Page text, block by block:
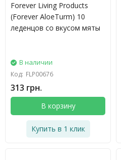
Forever Living Products
(Forever AloeTurm) 10
леденцов со вкусом мяты
В наличии
Код: FLP00676
313 грн.
В корзину
Купить в 1 клик